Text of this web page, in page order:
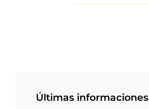
Últimas informaciones